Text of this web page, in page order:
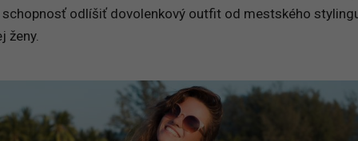
schopnosť odlíšiť dovolenkový outfit od mestského
ženy.